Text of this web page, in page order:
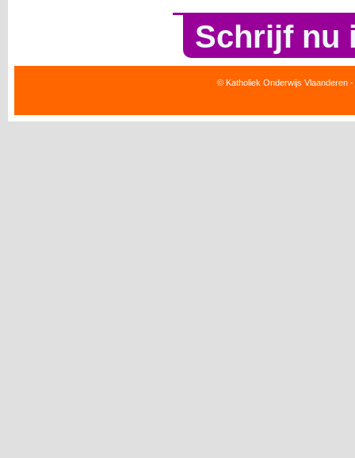
Schrijf nu
© Katholiek Onderwijs Vlaanderen